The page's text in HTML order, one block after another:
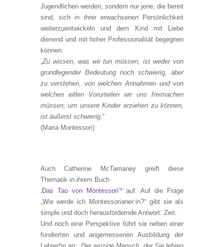
Jugendlichen werden, sondern nur jene, die bereit
sind, sich in ihrer erwachsenen Persönlichkeit
weiterzuentwickeln und dem Kind mit Liebe
dienend und mit hoher Professionalität begegnen
können.
„Zu wissen, was wir tun müssen, ist weder von
grundlegender Bedeutung noch schwierig, aber
zu verstehen, von welchen Annahmen und von
welchen eitlen Vorurteilen wir uns freimachen
müssen, um unsere Kinder erziehen zu können,
ist äußerst schwierig.“
(Maria Montessori)
Auch Catherine McTamaney greift diese
Thematik in ihrem Buch
‚ Das Tao von Montessori‘* auf. Auf die Frage
„Wie werde ich Montessorianer:in?“ gibt sie als
simple und doch herausfordernde Antwort: Zeit.
Und noch eine Perspektive führt sie neben einer
fundierten und angemessenen Ausbildung der